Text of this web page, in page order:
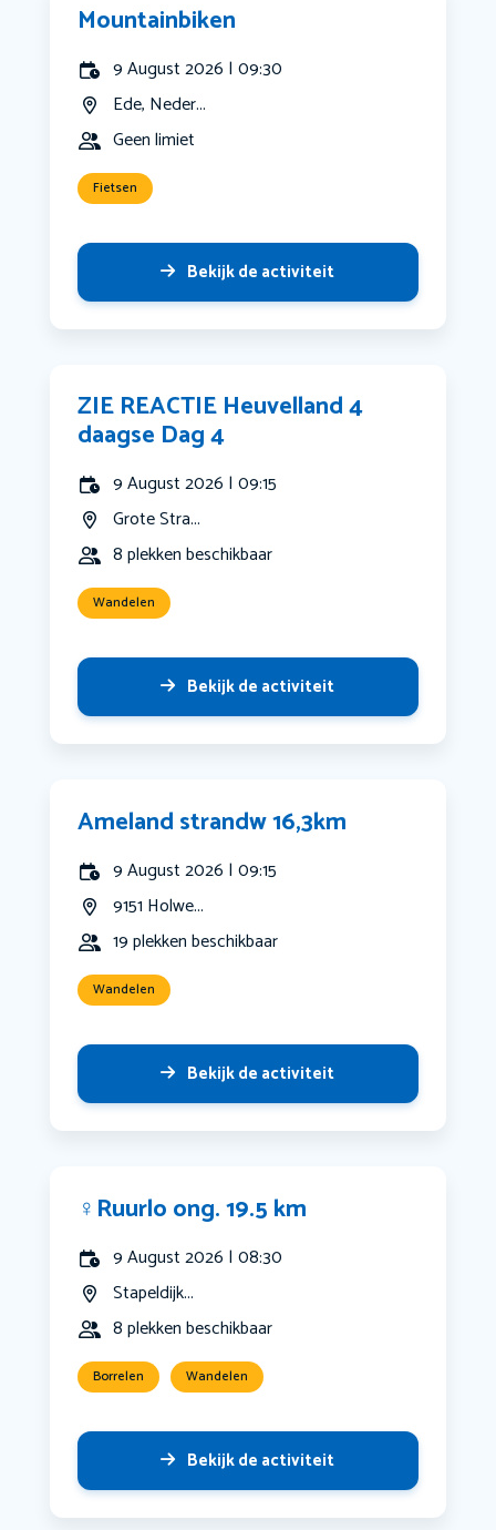
Mountainbiken
9 August 2026 | 09:30
Ede, Neder...
Geen limiet
Fietsen
Bekijk de activiteit
ZIE REACTIE Heuvelland 4
daagse Dag 4
9 August 2026 | 09:15
Grote Stra...
8 plekken beschikbaar
Wandelen
Bekijk de activiteit
Ameland strandw 16,3km
9 August 2026 | 09:15
9151 Holwe...
19 plekken beschikbaar
Wandelen
Bekijk de activiteit
‍♀️Ruurlo ong. 19.5 km
9 August 2026 | 08:30
Stapeldijk...
8 plekken beschikbaar
Borrelen Wandelen
Bekijk de activiteit